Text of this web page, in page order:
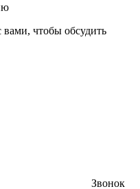
вами, чтобы обсудить
Звонок